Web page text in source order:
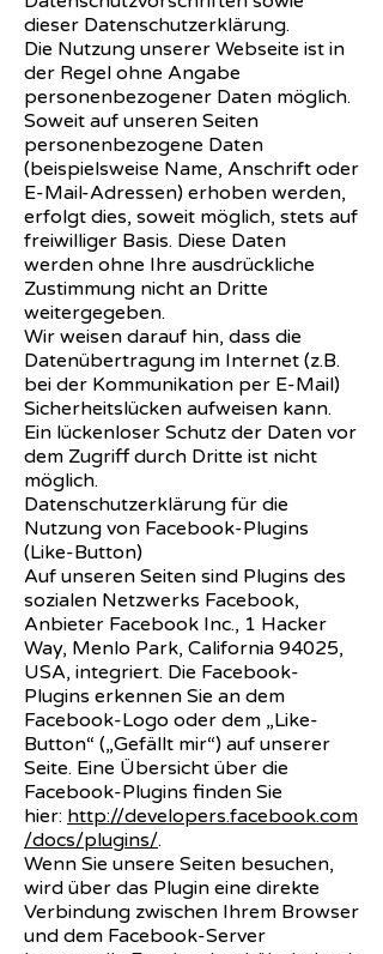
dieser Datenschutzerklärung.
Die Nutzung unserer Webseite ist in
der Regel ohne Angabe
personenbezogener Daten möglich.
Soweit auf unseren Seiten
personenbezogene Daten
(beispielsweise Name, Anschrift oder
E-Mail-Adressen) erhoben werden,
erfolgt dies, soweit möglich, stets auf
freiwilliger Basis. Diese Daten
werden ohne Ihre ausdrückliche
Zustimmung nicht an Dritte
weitergegeben.
Wir weisen darauf hin, dass die
Datenübertragung im Internet (z.B.
bei der Kommunikation per E-Mail)
Sicherheitslücken aufweisen kann.
Ein lückenloser Schutz der Daten vor
dem Zugriff durch Dritte ist nicht
möglich.
Datenschutzerklärung für die
Nutzung von Facebook-Plugins
(Like-Button)
Auf unseren Seiten sind Plugins des
sozialen Netzwerks Facebook,
Anbieter Facebook Inc., 1 Hacker
Way, Menlo Park, California 94025,
USA, integriert. Die Facebook-
Plugins erkennen Sie an dem
Facebook-Logo oder dem „Like-
Button“ („Gefällt mir“) auf unserer
Seite. Eine Übersicht über die
Facebook-Plugins finden Sie
hier: http://developers.facebook.com
/docs/plugins/.
Wenn Sie unsere Seiten besuchen,
wird über das Plugin eine direkte
Verbindung zwischen Ihrem Browser
und dem Facebook-Server